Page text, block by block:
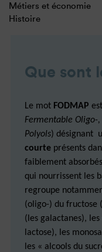
Métiers et économie
Histoire
Que sont
Le mot FODMAP
Fermentable Oligo-
Polyols) désignant
courte présents
faiblement
qui nourrissent les
regroupe
(oligo-) du fructose
(les galactanes),
lactose), les
les « alcools du